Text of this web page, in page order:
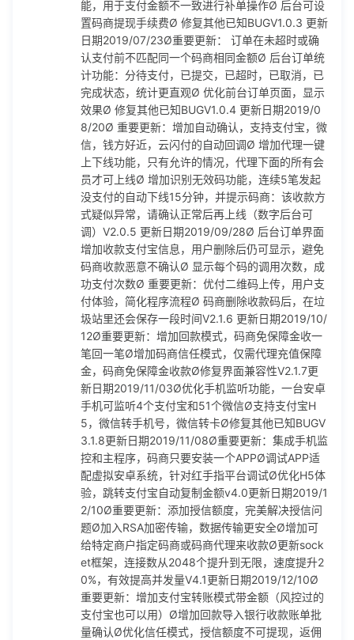
面增加收款支付宝信息，用户删除后仍可显示，避免码商收款
恶意不确认Ø 显示每个码的调用次数，成功支付次数Ø 重要更
新：优付二维码上传，用户支付体验，简化程序流程Ø 码商删
除收款码后，在垃圾站里还会保存一段时间V2.1.6 更新日期20
19/10/12Ø重要更新：增加回款模式，码商免保障金收一笔回
一笔Ø增加码商信任模式，仅需代理充值保障金，码商免保障
金收款Ø修复界面兼容性V2.1.7更新日期2019/11/03Ø优化手
机监听功能，一台安卓手机可监听4个支付宝和51个微信Ø支
持支付宝H5，微信转手机号，微信转卡Ø修复其他已知BUGV
3.1.8更新日期2019/11/08Ø重要更新：集成手机监控和主程
序，码商只要安装一个APPØ调试APP适配虚拟安卓系统，针
对红手指平台调试Ø优化H5体验，跳转支付宝自动复制金额v
4.0更新日期2019/12/10Ø重要更新：添加授信额度，完美解
决授信问题Ø加入RSA加密传输，数据传输更安全Ø增加可给
特定商户指定码商或码商代理来收款Ø更新socket框架，连接
数从2048个提升到无限，速度提升20%，有效提高并发量V4.
1更新日期2019/12/10Ø重要更新：增加支付宝转账模式带金
额（风控过的支付宝也可以用）Ø增加回款导入银行收款账单
批量确认Ø优化信任模式，授信额度不可提现，返佣可直接提
现V5.0更新日期2019/12/31Ø重要更新：增加短信和银行a-p-
p监听Ø结合监听更新，增加银行收款码，聚合收款码通道及自
动回调，如农信易扫Ø完善银行卡转账，支付宝转卡，微信转
卡的自动回调Ø后台新增清除数据，可按照日期选择性清除冗
余数据Ø修复其他已经BUGV5.0.21更新日期2020/1/21Ø重要
更新：新增支付宝固码通道，金额可改Ø完善代理模式，代理
可收款和下发，解决zhi金分散问题Ø升级系统框架，加强系统
稳定性，安全性，并发量测试1000笔/秒Ø修复其他已知BUGV
6.0.1更新日期2020/3/21Ø重要更新：修复支付宝升级后不能
自动回调问题Ø修复其他已知BUGV6.0.2更新日期2020/4/9Ø
升级自动回调，兼容河马云，红手指等虚拟手机平台Ø可同时
存在预充值和回款两种码商（测试版本）Ø完善回调规则，区
分通道回调，避免出现错误自动回调Ø修复会出接到重复订单
能，用于支付金额不一致进行补单操作Ø 后台可设
置码商提现手续费Ø 修复其他已知BUGV1.0.3 更新
日期2019/07/23Ø重要更新： 订单在未超时或确
认支付前不匹配同一个码商相同金额Ø 后台订单统
计功能：分待支付，已提交，已超时，已取消，已
完成状态，统计更直观Ø 优化前台订单页面，显示
效果Ø 修复其他已知BUGV1.0.4 更新日期2019/0
8/20Ø 重要更新：增加自动确认，支持支付宝，微
信，钱方好近，云闪付的自动回调Ø 增加代理一键
上下线功能，只有允许的情况，代理下面的所有会
员才可上线Ø 增加识别无效码功能，连续5笔发起
没支付的自动下线15分钟，并提示码商：该收款方
式疑似异常，请确认正常后再上线（数字后台可
调）V2.0.5 更新日期2019/09/28Ø 后台订单界面
增加收款支付宝信息，用户删除后仍可显示，避免
码商收款恶意不确认Ø 显示每个码的调用次数，成
功支付次数Ø 重要更新：优付二维码上传，用户支
付体验，简化程序流程Ø 码商删除收款码后，在垃
圾站里还会保存一段时间V2.1.6 更新日期2019/10/
12Ø重要更新：增加回款模式，码商免保障金收一
笔回一笔Ø增加码商信任模式，仅需代理充值保障
金，码商免保障金收款Ø修复界面兼容性V2.1.7更
新日期2019/11/03Ø优化手机监听功能，一台安卓
手机可监听4个支付宝和51个微信Ø支持支付宝H
5，微信转手机号，微信转卡Ø修复其他已知BUGV
3.1.8更新日期2019/11/08Ø重要更新：集成手机监
控和主程序，码商只要安装一个APPØ调试APP适
配虚拟安卓系统，针对红手指平台调试Ø优化H5体
验，跳转支付宝自动复制金额v4.0更新日期2019/1
2/10Ø重要更新：添加授信额度，完美解决授信问
题Ø加入RSA加密传输，数据传输更安全Ø增加可
给特定商户指定码商或码商代理来收款Ø更新sock
et框架，连接数从2048个提升到无限，速度提升2
0%，有效提高并发量V4.1更新日期2019/12/10Ø
重要更新：增加支付宝转账模式带金额（风控过的
支付宝也可以用）Ø增加回款导入银行收款账单批
量确认Ø优化信任模式，授信额度不可提现，返佣